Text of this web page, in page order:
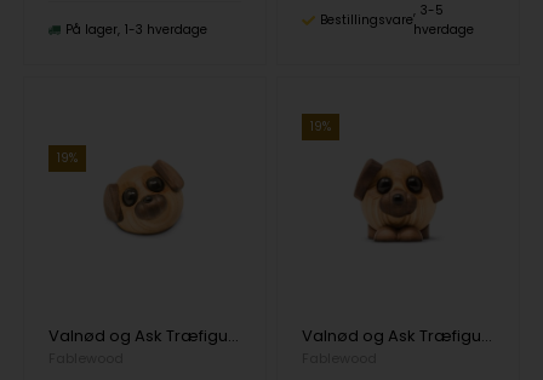
På lager 1-3 hverdage
Bestillingsvare
3-5
hverdage
19%
Valnød og Ask Træfigur Pick-Me-Up's fra Fablewood
19%
Valnød og Ask Træfigur Pick-Me-Up's fra Fablewood